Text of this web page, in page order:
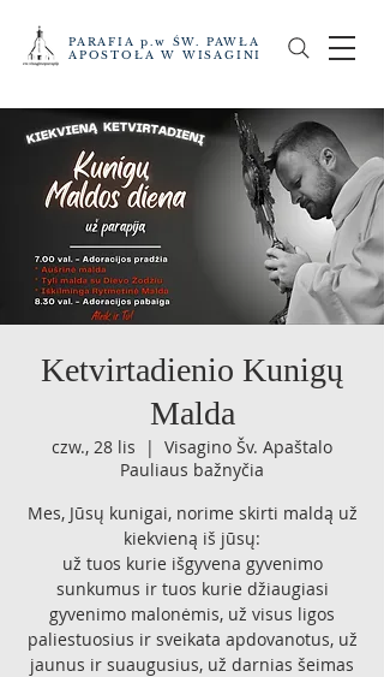
PARAFIA p.w ŚW. PAWŁA
APOSTOŁA W WISAGINI
Ketvirtadienio Kunigų
Malda
czw., 28 lis
  |
Visagino Šv. Apaštalo
Pauliaus bažnyčia
Mes, Jūsų kunigai, norime skirti maldą už
kiekvieną iš jūsų:
už tuos kurie išgyvena gyvenimo
sunkumus ir tuos kurie džiaugiasi
gyvenimo malonėmis, už visus ligos
paliestuosius ir sveikata apdovanotus, už
jaunus ir suaugusius, už darnias šeimas